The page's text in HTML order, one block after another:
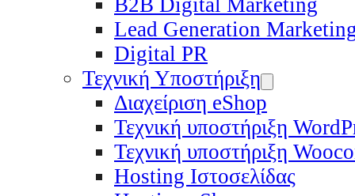
B2B Digital Marketing
Lead Generation
Digital PR
Τεχνική Υποστήριξη
Διαχείριση eShop
Τεχνική υποστήριξη
Τεχνική υποστήριξη
Hosting Ιστοσελίδας